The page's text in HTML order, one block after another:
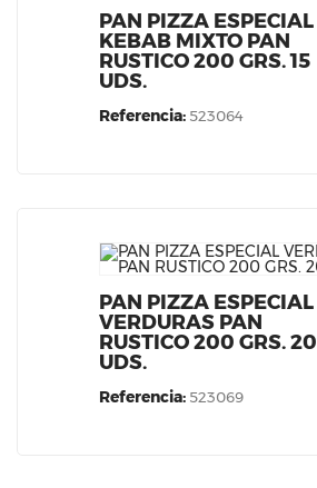
PAN PIZZA ESPECIAL
KEBAB MIXTO PAN
RUSTICO 200 GRS. 15
UDS.
Referencia: 523064
PAN PIZZA ESPECIAL
VERDURAS PAN
RUSTICO 200 GRS. 20
UDS.
Referencia: 523069